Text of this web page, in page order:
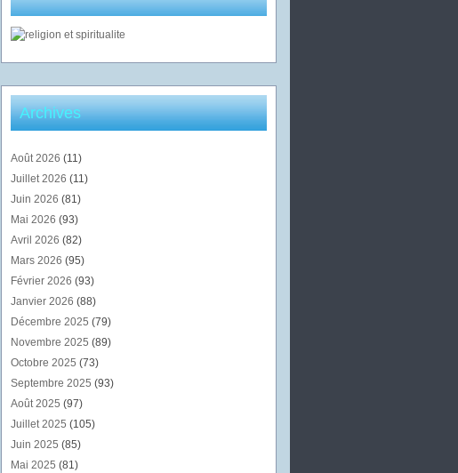
Archives
Août 2026 (11)
Juillet 2026 (11)
Juin 2026 (81)
Mai 2026 (93)
Avril 2026 (82)
Mars 2026 (95)
Février 2026 (93)
Janvier 2026 (88)
Décembre 2025 (79)
Novembre 2025 (89)
Octobre 2025 (73)
Septembre 2025 (93)
Août 2025 (97)
Juillet 2025 (105)
Juin 2025 (85)
Mai 2025 (81)